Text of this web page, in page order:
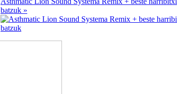
batzuk »